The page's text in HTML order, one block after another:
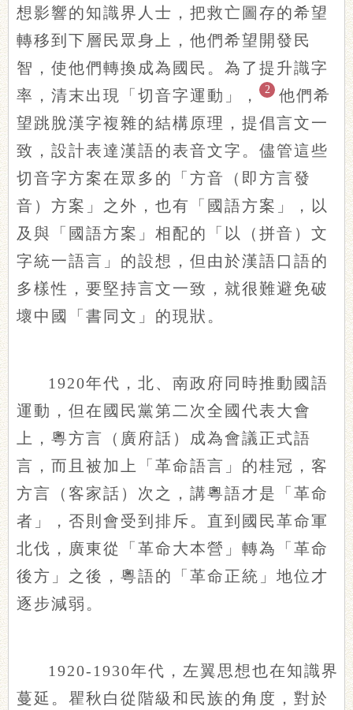
想影響的知識界人士，把救亡圖存的希望
轉移到下層民眾身上，他們希望開發民
智，使他們轉換成為國民。為了提升識字
率，清末出現「切音字運動」，
2
他們希
望跳脫漢字複雜的結構原理，提倡言文一
致，設計表達漢語的表音文字。儘管這些
切音字方案在眾多的「方音（即方言發
音）方案」之外，也有「國語方案」，以
及與「國語方案」相配的「以（拼音）文
字統一語言」的設想，但由於漢語口語的
多樣性，要堅持言文一致，就很難避免破
壞中國「書同文」的現狀。
1920年代，北、南政府同時推動國語
運動，但在國民黨第二次全國代表大會
上，粵方言（廣府話）成為會議正式語
言，而且被加上「革命語言」的桂冠，客
方言（客家話）次之，講粵語才是「革命
者」，否則會受到排斥。直到國民革命軍
北伐，廣東從「革命大本營」轉為「革命
後方」之後，粵語的「革命正統」地位才
逐步減弱。
1920-1930年代，左翼思想也在知識界
蔓延。瞿秋白從階級和民族的角度，對於